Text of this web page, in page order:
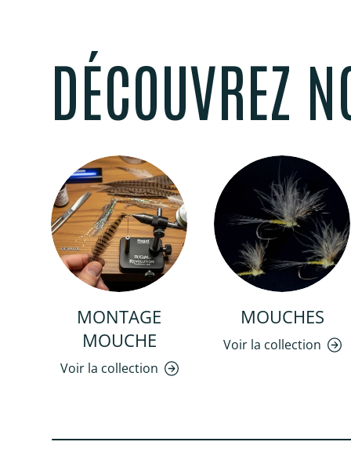
DÉCOUVREZ
MONTAGE
MOUCHE
Voir la collection
MOUCHES
Voir la collection